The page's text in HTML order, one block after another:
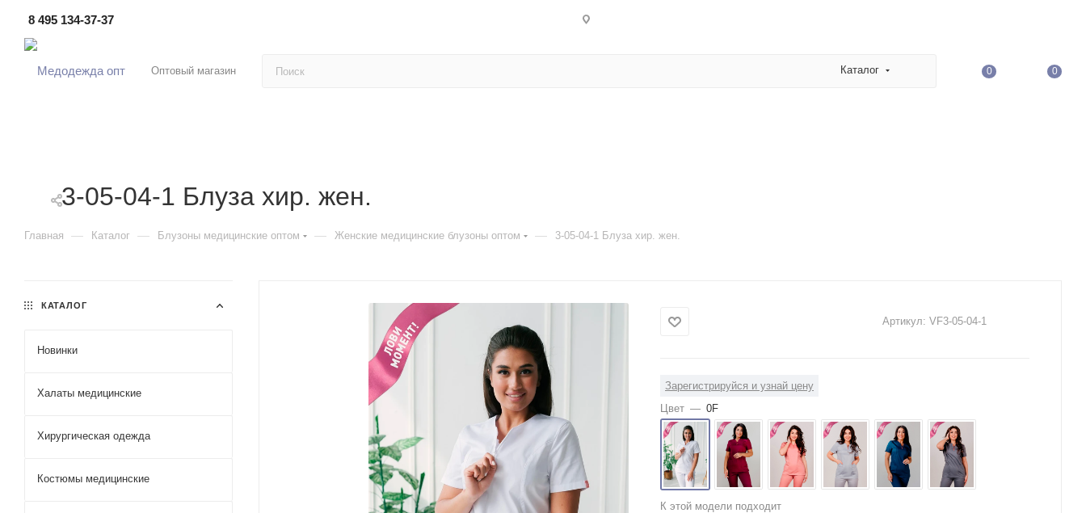
8 495 134-37-37
Оптовый магазин Каталог 0 0
3-05-04-1 Блуза хир. жен.
Главная — Каталог — Блузоны медицинские оптом — Женские медицинские блузоны оптом — 3-05-04-1 Блуза хир. жен.
Артикул: VF3-05-04-1
Зарегистрируйся и узнай цену
Цвет — 0F
К этой модели подходит
КАТАЛОГ
Новинки
Халаты медицинские
Хирургическая одежда
Костюмы медицинские